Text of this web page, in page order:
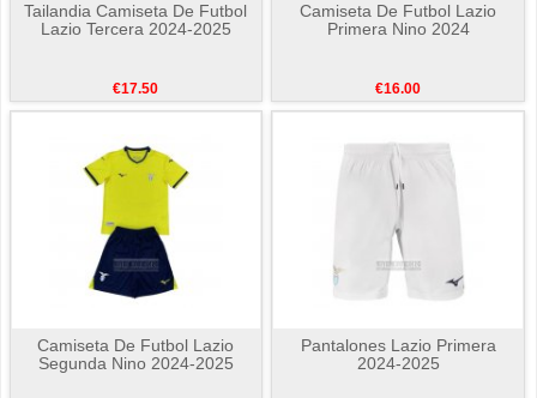
Tailandia Camiseta De Futbol
Lazio Tercera 2024-2025
€17.50
Camiseta De Futbol Lazio
Primera Nino 2024
€16.00
Camiseta De Futbol Lazio
Segunda Nino 2024-2025
Pantalones Lazio Primera
2024-2025